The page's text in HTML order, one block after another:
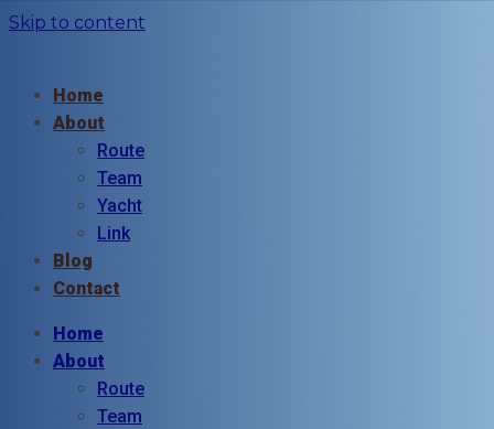
Skip to content
Home
About
Route
Team
Yacht
Link
Blog
Contact
Home
About
Route
Team